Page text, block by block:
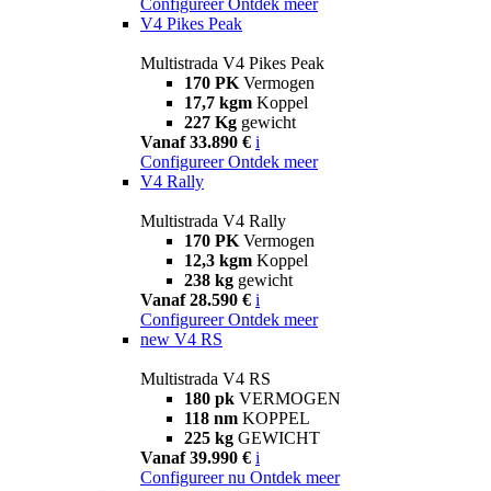
V4 Pikes Peak
Multistrada V4 Pikes Peak
170 PK Vermogen
17,7 kgm Koppel
227 Kg gewicht
Vanaf 33.890 € i
Configureer Ontdek meer
V4 Rally
Multistrada V4 Rally
170 PK Vermogen
12,3 kgm Koppel
238 kg gewicht
Vanaf 28.590 € i
Configureer Ontdek meer
new V4 RS
Multistrada V4 RS
180 pk VERMOGEN
118 nm KOPPEL
225 kg GEWICHT
Vanaf 39.990 € i
Configureer nu Ontdek meer